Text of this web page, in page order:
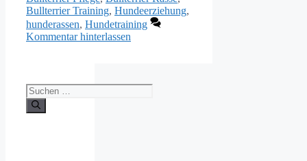
Bullterrier Training, Hundeerziehung,
hunderassen, Hundetraining
Kommentar hinterlassen
Suchen
nach: